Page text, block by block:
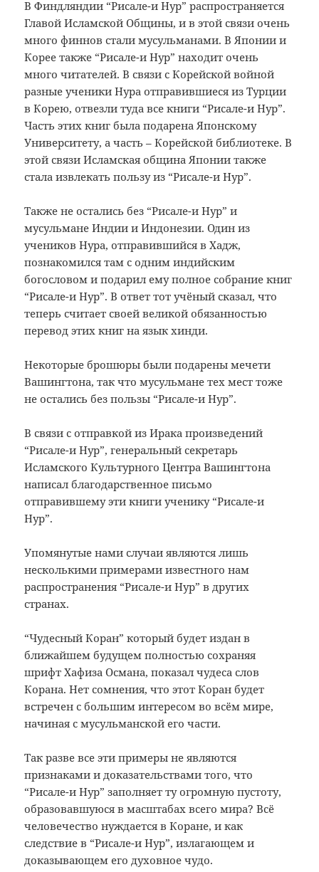
В Финдляндии “Рисале-и Нур” распространяется
Главой Исламской Общины, и в этой связи очень
много финнов стали мусульманами. В Японии и
Корее также “Рисале-и Нур” находит очень
много читателей. В связи с Корейской войной
разные ученики Нура отправившиеся из Турции
в Корею, отвезли туда все книги “Рисале-и Нур”.
Часть этих книг была подарена Японскому
Университету, а часть – Корейской библиотеке. В
этой связи Исламская община Японии также
стала извлекать пользу из “Рисале-и Нур”.
Также не остались без “Рисале-и Нур” и
мусульмане Индии и Индонезии. Один из
учеников Нура, отправившийся в Хадж,
познакомился там с одним индийским
богословом и подарил ему полное собрание книг
“Рисале-и Нур”. В ответ тот учёный сказал, что
теперь считает своей великой обязанностью
перевод этих книг на язык хинди.
Некоторые брошюры были подарены мечети
Вашингтона, так что мусульмане тех мест тоже
не остались без пользы “Рисале-и Нур”.
В связи с отправкой из Ирака произведений
“Рисале-и Нур”, генеральный секретарь
Исламского Культурного Центра Вашингтона
написал благодарственное письмо
отправившему эти книги ученику “Рисале-и
Нур”.
Упомянутые нами случаи являются лишь
несколькими примерами известного нам
распространения “Рисале-и Нур” в других
странах.
“Чудесный Коран” который будет издан в
ближайшем будущем полностью сохраняя
шрифт Хафиза Османа, показал чудеса слов
Корана. Нет сомнения, что этот Коран будет
встречен с большим интересом во всём мире,
начиная с мусульманской его части.
Так разве все эти примеры не являются
признаками и доказательствами того, что
“Рисале-и Нур” заполняет ту огромную пустоту,
образовавшуюся в масштабах всего мира? Всё
человечество нуждается в Коране, и как
следствие в “Рисале-и Нур”, излагающем и
доказывающем его духовное чудо.